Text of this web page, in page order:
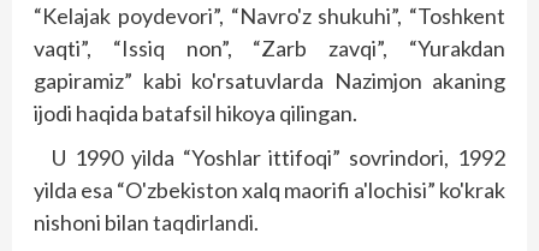
“Kelajak poydevori”, “Navro'z shukuhi”, “Toshkent
vaqti”, “Issiq non”, “Zarb zavqi”, “Yurakdan
gapiramiz” kabi ko'rsatuvlarda Nazimjon akaning
ijodi haqida batafsil hikoya qilingan.
U 1990 yilda “Yoshlar ittifoqi” sovrindori, 1992
yilda esa “O'zbekiston xalq maorifi a'lochisi” ko'k­rak
nishoni bilan taqdirlandi.